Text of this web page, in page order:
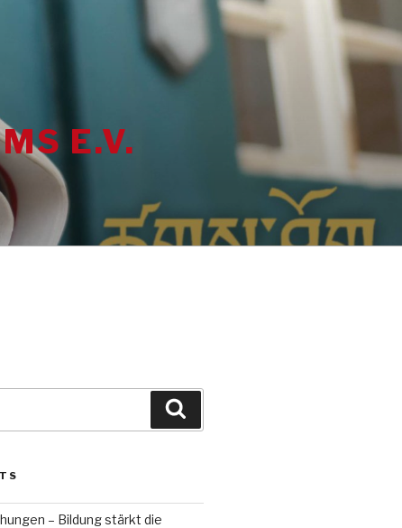
E.V.
– Bildung stärkt die